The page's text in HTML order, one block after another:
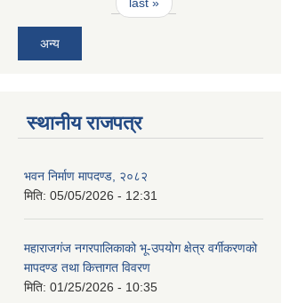
अन्य
स्थानीय राजपत्र
भवन निर्माण मापदण्ड, २०८२
मिति: 05/05/2026 - 12:31
महाराजगंज नगरपालिकाको भू-उपयोग क्षेत्र वर्गीकरणको
मापदण्ड तथा कित्तागत विवरण
मिति: 01/25/2026 - 10:35